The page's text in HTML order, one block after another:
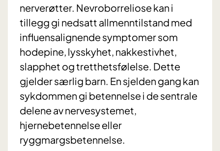
nerverøtter. Nevroborreliose kan i
tillegg gi nedsatt allmenntilstand med
influensalignende symptomer som
hodepine, lysskyhet, nakkestivhet,
slapphet og tretthetsfølelse. Dette
gjelder særlig barn. En sjelden gang kan
sykdommen gi betennelse i de sentrale
delene av nervesystemet,
hjernebetennelse eller
ryggmargsbetennelse.